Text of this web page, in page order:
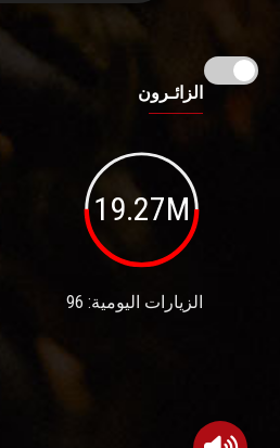
الزائـرون
19.27M
الزيارات اليومية: 96